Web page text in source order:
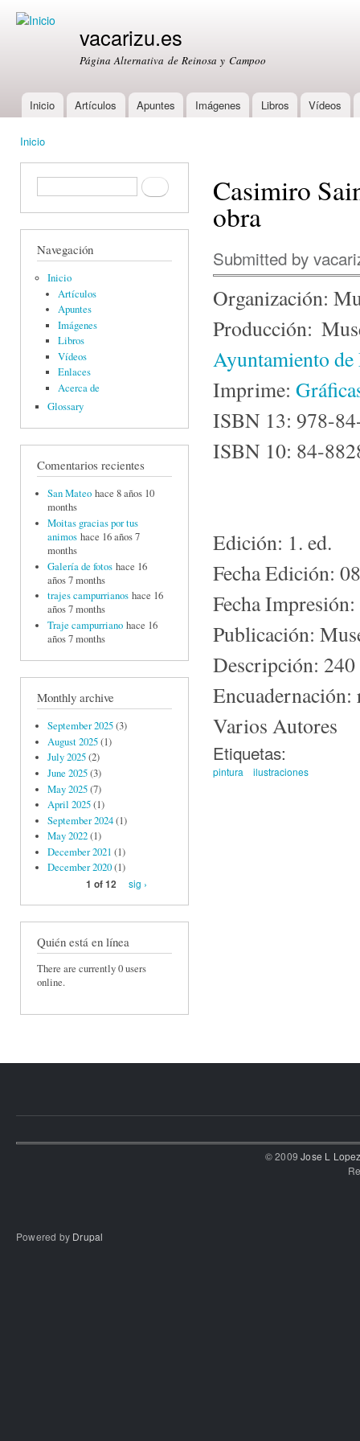
vacarizu.es
Página Alternativa de Reinosa y Campoo
Main menu
Inicio Artículos Apuntes Imágenes Libros Vídeos
Inicio
Formulario de búsquedaBuscar
Navegación
Inicio
Artículos
Apuntes
Imágenes
Libros
Vídeos
Enlaces
Acerca de
Glossary
Comentarios recientes
San Mateo hace 8 años 10
months
Moitas gracias por tus
animos hace 16 años 7
months
Galería de fotos hace 16
años 7 months
trajes campurrianos hace 16
años 7 months
Traje campurriano hace 16
años 7 months
Monthly archive
September 2025(3)
August 2025(1)
July 2025(2)
June 2025(3)
May 2025(7)
April 2025(1)
September 2024(1)
May 2022(1)
December 2021 (1)
December 2020(1)
1 of 12
sig ›
Quién está en línea
There are currently 0 users
online.
Casimiro
obra
Submitted by
Organización:
Producción:
Ayuntamiento
Imprime:
ISBN 13: 978-
ISBN 10: 84-
Edición: 1. ed.
Fecha Edición:
Fecha
Publicación:
Descripción:
Encuadernación:
Varios Autores
Etiquetas:
pintura ilustraciones
© 2009Jose L
Powered by Drupal